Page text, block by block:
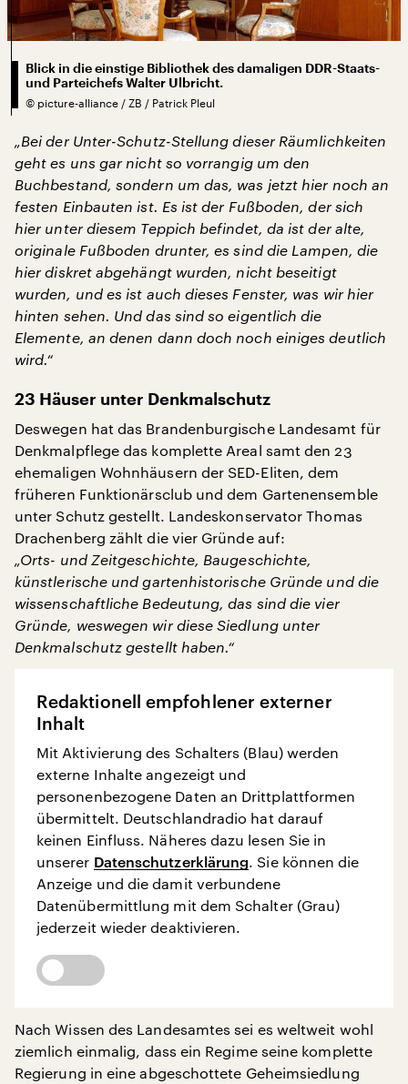
Blick in die einstige Bibliothek des damaligen DDR-Staats-
und Parteichefs Walter Ulbricht.
© picture-alliance / ZB / Patrick Pleul
„Bei der Unter-Schutz-Stellung dieser Räumlichkeiten
geht es uns gar nicht so vorrangig um den
Buchbestand, sondern um das, was jetzt hier noch an
festen Einbauten ist. Es ist der Fußboden, der sich
hier unter diesem Teppich befindet, da ist der alte,
originale Fußboden drunter, es sind die Lampen, die
hier diskret abgehängt wurden, nicht beseitigt
wurden, und es ist auch dieses Fenster, was wir hier
hinten sehen. Und das sind so eigentlich die
Elemente, an denen dann doch noch einiges deutlich
wird.“
23 Häuser unter Denkmalschutz
Deswegen hat das Brandenburgische Landesamt für
Denkmalpflege das komplette Areal samt den 23
ehemaligen Wohnhäusern der SED-Eliten, dem
früheren Funktionärsclub und dem Gartenensemble
unter Schutz gestellt. Landeskonservator Thomas
Drachenberg zählt die vier Gründe auf:
„Orts- und Zeitgeschichte, Baugeschichte,
künstlerische und gartenhistorische Gründe und die
wissenschaftliche Bedeutung, das sind die vier
Gründe, weswegen wir diese Siedlung unter
Denkmalschutz gestellt haben.“
Redaktionell empfohlener externer
Inhalt
Mit Aktivierung des Schalters (Blau) werden
externe Inhalte angezeigt und
personenbezogene Daten an Drittplattformen
übermittelt. Deutschlandradio hat darauf
keinen Einfluss. Näheres dazu lesen Sie in
unserer Datenschutzerklärung. Sie können die
Anzeige und die damit verbundene
Datenübermittlung mit dem Schalter (Grau)
jederzeit wieder deaktivieren.
Nach Wissen des Landesamtes sei es weltweit wohl
ziemlich einmalig, dass ein Regime seine komplette
Regierung in eine abgeschottete Geheimsiedlung